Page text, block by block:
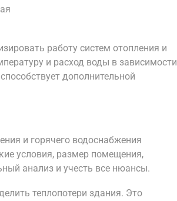
работу систем отопления и
и расход воды в зависимости
дополнительной
и горячего водоснабжения
условия, размер помещения,
анализ и учесть все нюансы.
теплопотери здания. Это